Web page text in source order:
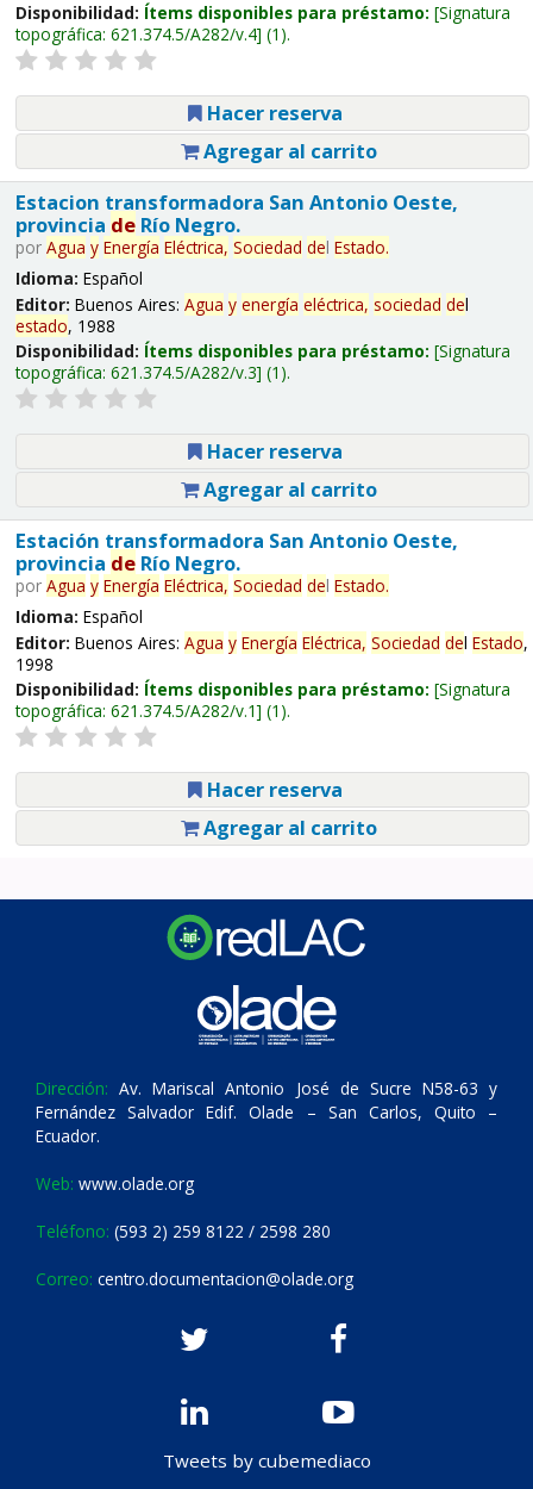
Disponibilidad: Ítems disponibles para préstamo: Signatura
topográfica: 621.374.5/A282/v.4 (1).
Hacer reserva
Agregar al carrito
Estacion transformadora San Antonio Oeste,
provincia deRío Negro.
por Agua y Energía Eléctrica, Sociedad del Estado.
Idioma: Español
Editor: Buenos Aires: Agua y energía eléctrica, sociedad del
estado, 1988
Disponibilidad: Ítems disponibles para préstamo: Signatura
topográfica: 621.374.5/A282/v.3 (1).
Hacer reserva
Agregar al carrito
Estación transformadora San Antonio Oeste,
provincia deRío Negro.
por Agua y Energía Eléctrica, Sociedad del Estado.
Idioma: Español
Editor: Buenos Aires: Agua y Energía Eléctrica, Sociedad del Estado,
1998
Disponibilidad: Ítems disponibles para préstamo: Signatura
topográfica: 621.374.5/A282/v.1 (1).
Hacer reserva
Agregar al carrito
Dirección: Av. Mariscal Antonio José de Sucre N58-63 y
Fernández Salvador Edif. Olade – San Carlos, Quito –
Ecuador.
Web: www.olade.org
Teléfono: (593 2) 259 8122 / 2598 280
Correo: centro.documentacion@olade.org
Tweets by cubemediaco